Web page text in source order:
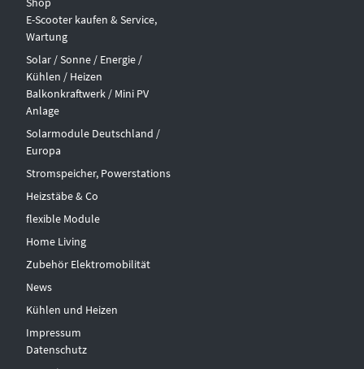
E-Scooter kaufen & Service,
Wartung
Solar / Sonne / Energie /
Kühlen / Heizen
Balkonkraftwerk / Mini PV
Anlage
Solarmodule Deutschland /
Europa
Stromspeicher, Powerstations
Heizstäbe & Co
flexible Module
Home Living
Zubehör Elektromobilität
News
Kühlen und Heizen
Impressum
Datenschutz